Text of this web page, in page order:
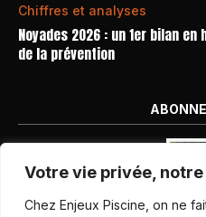
Votre vie privée,
Chez Enjeux Piscine, on ne
Chiffres et analyses
Noyades 2026 : un 1er bilan
de la prévention